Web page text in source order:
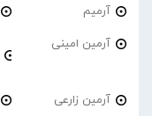
آرمیم
آرمین امینی
آرمین زارعی